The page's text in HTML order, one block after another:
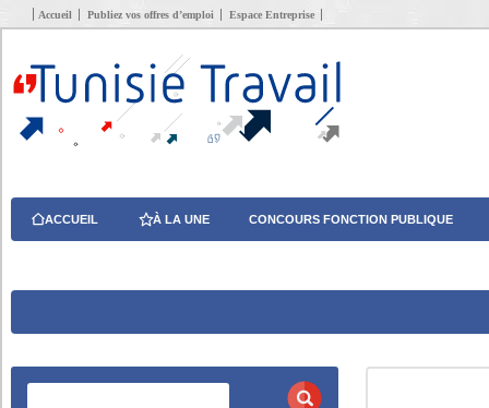
Accueil Publiez vos offres d’emploi Espace Entreprise
ACCUEIL À LA UNE CONCOURS FONCTION PUBLIQUE